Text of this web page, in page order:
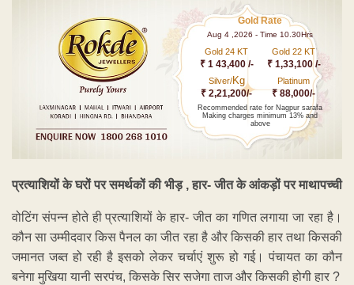
Gold Rate
Aug 4 ,2026 - Time 10.30Hrs
Gold 24 KT
₹ 1 43,400 /-
Gold 22 KT
₹ 1,33,100 /-
Silver/Kg
₹ 2,21,200/-
Platinum
₹ 88,000/-
Recommended rate for Nagpur sarafa
Making charges minimum 13% and
above
प्रत्याशियों के घरों पर समर्थकों की भीड़ , हार- जीत के आंकड़ों पर माथापच्ची
वोटिंग संपन्न होते ही प्रत्याशियों के हार- जीत का गणित लगाया जा रहा है।
कौन सा उम्मीदवार किस पैनल का जीत रहा है और किसकी हार तथा किसकी
जमानत जब्त हो रही है इसको लेकर चर्चाएं शुरू हो गई। पंचायत का कौन
बनेगा मुखिया यानी सरपंच, किसके सिर सजेगा ताज और किसकी होगी हार ?